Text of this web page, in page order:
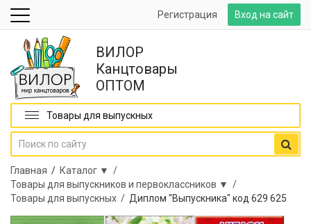
Вход на сайт
Регистрация
ВИЛОР
Канцтовары
ОПТОМ
Товары для выпускных
Главная / Каталог ▼ /
Товары для выпускников и первоклассников ▼ /
Товары для выпускных / Диплом "Выпускника" код 629 625